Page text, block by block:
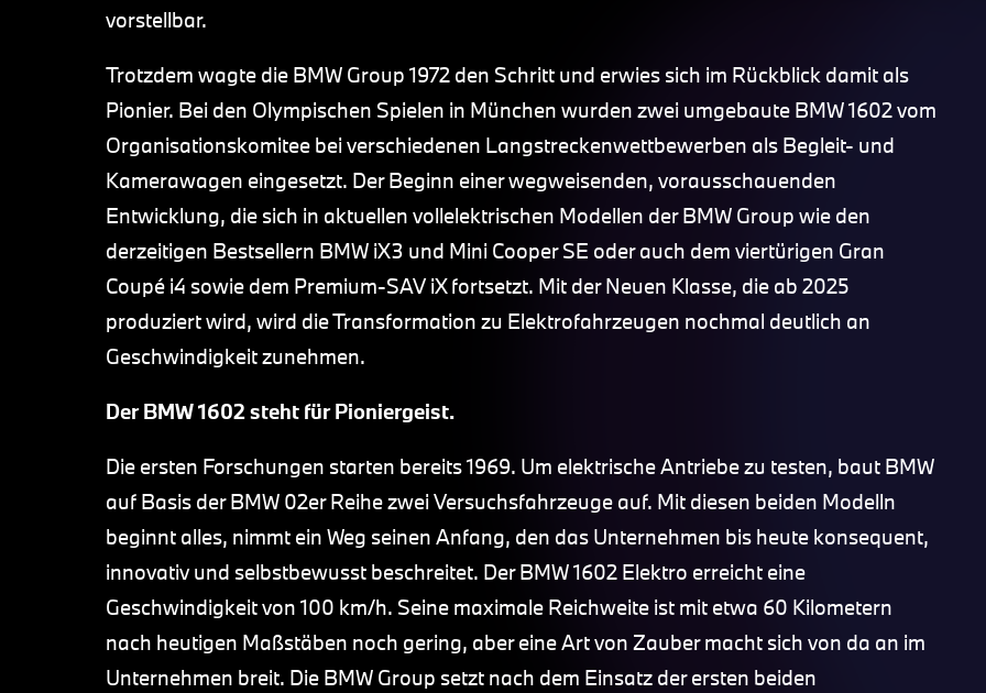
vorstellbar.
Trotzdem wagte die BMW Group 1972 den Schritt und erwies sich im Rückblick damit als
Pionier. Bei den Olympischen Spielen in München wurden zwei umgebaute BMW 1602 vom
Organisationskomitee bei verschiedenen Langstreckenwettbewerben als Begleit- und
Kamerawagen eingesetzt. Der Beginn einer wegweisenden, vorausschauenden
Entwicklung, die sich in aktuellen vollelektrischen Modellen der BMW Group wie den
derzeitigen Bestsellern BMW iX3 und Mini Cooper SE oder auch dem viertürigen Gran
Coupé i4 sowie dem Premium-SAV iX fortsetzt. Mit der Neuen Klasse, die ab 2025
produziert wird, wird die Transformation zu Elektrofahrzeugen nochmal deutlich an
Geschwindigkeit zunehmen.
Der BMW 1602 steht für Pioniergeist.
Die ersten Forschungen starten bereits 1969. Um elektrische Antriebe zu testen, baut BMW
auf Basis der BMW 02er Reihe zwei Versuchsfahrzeuge auf. Mit diesen beiden Modelln
beginnt alles, nimmt ein Weg seinen Anfang, den das Unternehmen bis heute konsequent,
innovativ und selbstbewusst beschreitet. Der BMW 1602 Elektro erreicht eine
Geschwindigkeit von 100 km/h. Seine maximale Reichweite ist mit etwa 60 Kilometern
nach heutigen Maßstäben noch gering, aber eine Art von Zauber macht sich von da an im
Unternehmen breit. Die BMW Group setzt nach dem Einsatz der ersten beiden